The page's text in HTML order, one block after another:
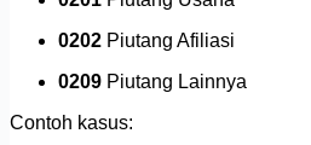
0202 Piutang Afiliasi
0209 Piutang Lainnya
Contoh kasus: